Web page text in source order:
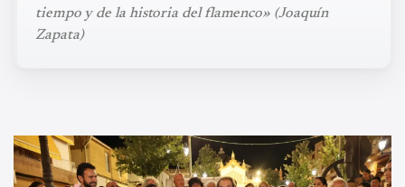
tiempo y de la historia del flamenco» (Joaquín
Zapata)